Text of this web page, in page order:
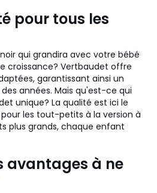
pour tous les
qui grandira avec votre bébé
croissance? Vertbaudet offre
garantissant ainsi un
années. Mais qu'est-ce qui
unique? La qualité est ici le
les tout-petits à la version à
plus grands, chaque enfant
avantages à ne